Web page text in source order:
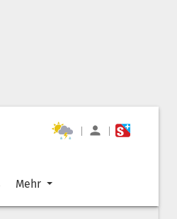
| |
Mehr